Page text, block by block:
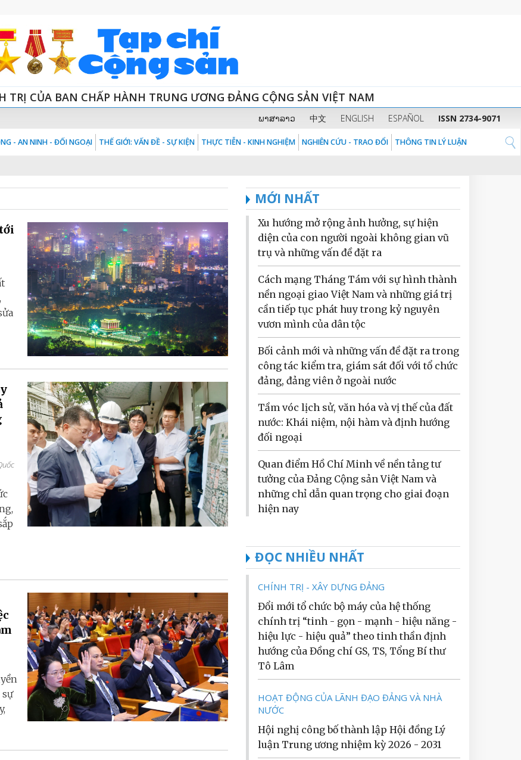
TRỊ CỦA BAN CHẤP HÀNH TRUNG ƯƠNG ĐẢNG CỘNG SẢN VIỆT NAM
ພາສາລາວ 中文 ENGLISH ESPAÑOL ISSN 2734-9071
- AN NINH - ĐỐI NGOẠI THẾ GIỚI: VẤN ĐỀ - SỰ KIỆN THỰC TIỄN - KINH NGHIỆM NGHIÊN CỨU - TRAO ĐỔI THÔNG TIN LÝ LUẬN
sự
MỚI NHẤT
Xu hướng mở rộng ảnh hưởng, sự hiện
diện của con người ngoài không gian vũ
trụ và những vấn đề đặt ra
Cách mạng Tháng Tám với sự hình thành
nền ngoại giao Việt Nam và những giá trị
cần tiếp tục phát huy trong kỷ nguyên
vươn mình của dân tộc
Bối cảnh mới và những vấn đề đặt ra trong
công tác kiểm tra, giám sát đối với tổ chức
đảng, đảng viên ở ngoài nước
Tầm vóc lịch sử, văn hóa và vị thế của đất
nước: Khái niệm, nội hàm và định hướng
đối ngoại
Quan điểm Hồ Chí Minh về nền tảng tư
tưởng của Đảng Cộng sản Việt Nam và
những chỉ dẫn quan trọng cho giai đoạn
hiện nay
ĐỌC NHIỀU NHẤT
CHÍNH TRỊ - XÂY DỰNG ĐẢNG
Đổi mới tổ chức bộ máy của hệ thống
chính trị “tinh - gọn - mạnh - hiệu năng -
hiệu lực - hiệu quả” theo tinh thần định
hướng của Đồng chí GS, TS, Tổng Bí thư
Tô Lâm
HOẠT ĐỘNG CỦA LÃNH ĐẠO ĐẢNG VÀ NHÀ
NƯỚC
Hội nghị công bố thành lập Hội đồng Lý
luận Trung ương nhiệm kỳ 2026 - 2031